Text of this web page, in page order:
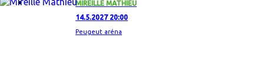
MIREILLE MATHIEU
14.5.2027 20:00
Peugeut aréna